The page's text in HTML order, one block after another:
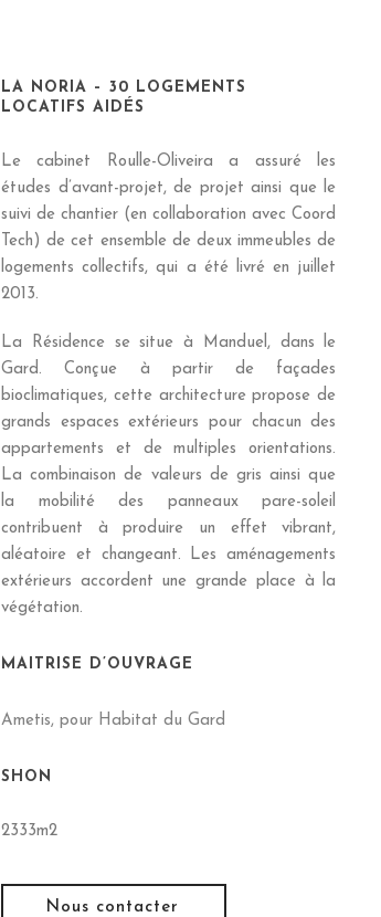
LA NORIA – 30 LOGEMENTS
LOCATIFS AIDÉS
Le cabinet Roulle-Oliveira a assuré les
études d’avant-projet, de projet ainsi que le
suivi de chantier (en collaboration avec Coord
Tech) de cet ensemble de deux immeubles de
logements collectifs, qui a été livré en juillet
2013.
La Résidence se situe à Manduel, dans le
Gard. Conçue à partir de façades
bioclimatiques, cette architecture propose de
grands espaces extérieurs pour chacun des
appartements et de multiples orientations.
La combinaison de valeurs de gris ainsi que
la mobilité des panneaux pare-soleil
contribuent à produire un effet vibrant,
aléatoire et changeant. Les aménagements
extérieurs accordent une grande place à la
végétation.
MAITRISE D’OUVRAGE
Ametis, pour Habitat du Gard
SHON
2333m2
Nous contacter